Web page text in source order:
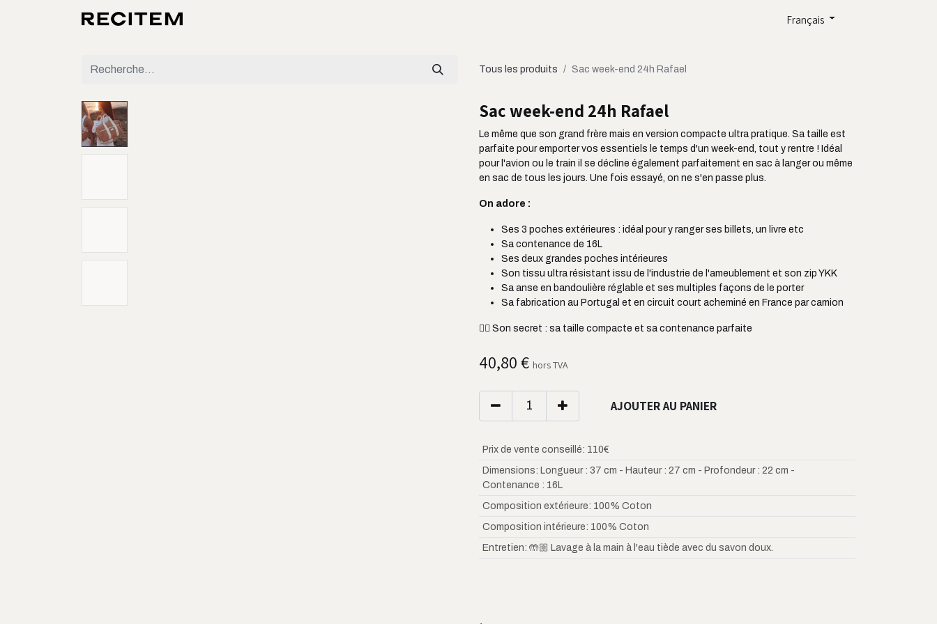
Français
Tous les produits Sac week-end 24h Rafael
Sac week-end 24h Rafael
Le même que son grand frère mais en version compacte ultra pratique. Sa taille est
parfaite pour emporter vos essentiels le temps d'un week-end, tout y rentre ! Idéal
pour l'avion ou le train il se décline également parfaitement en sac à langer ou même
en sac de tous les jours. Une fois essayé, on ne s'en passe plus.
On adore :
Ses 3 poches extérieures : idéal pour y ranger ses billets, un livre etc
Sa contenance de 16L
Ses deux grandes poches intérieures
Son tissu ultra résistant issu de l'industrie de l'ameublement et son zip YKK
Sa anse en bandoulière réglable et ses multiples façons de le porter
Sa fabrication au Portugal et en circuit court acheminé en France par camion
👌🏼 Son secret : sa taille compacte et sa contenance parfaite
40,80€ hors TVA
AJOUTER AU PANIER
Prix de vente conseillé: 110€
Dimensions: Longueur : 37 cm - Hauteur : 27 cm - Profondeur : 22 cm -
Contenance : 16L
Composition extérieure: 100% Coton
Composition intérieure: 100% Coton
Entretien: 🤲🏼 Lavage à la main à l'eau tiède avec du savon doux.